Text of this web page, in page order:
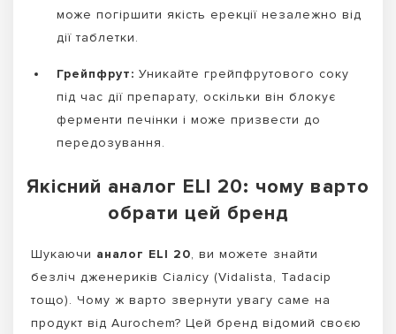
може погіршити якість ерекції незалежно від
дії таблетки.
Грейпфрут: Уникайте грейпфрутового соку
під час дії препарату, оскільки він блокує
ферменти печінки і може призвести до
передозування.
Якісний аналог ELI 20: чому варто
обрати цей бренд
Шукаючи аналог ELI 20, ви можете знайти
безліч дженериків Сіалісу (Vidalista, Tadacip
тощо). Чому ж варто звернути увагу саме на
продукт від Aurochem? Цей бренд відомий своєю